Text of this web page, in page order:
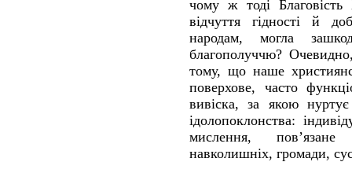
чому ж тоді Благовість
відчуття гідності й
народам, могла
благополуччю?
тому, що наше
поверхове, часто
вивіска, за якою
ідолопоклонства:
мислення,
навколишніх, громади,